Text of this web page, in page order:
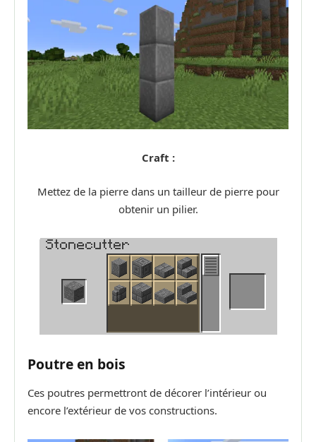
Craft :
Mettez de la pierre dans un tailleur de pierre pour
obtenir un pilier.
Poutre en bois
Ces poutres permettront de décorer l’intérieur ou
encore l’extérieur de vos constructions.